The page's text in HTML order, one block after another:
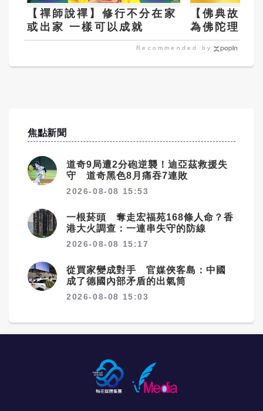
【禪師說禪】修行不分在家
或出家 一樣可以成就
【佛典故事
為佛陀理髮
Recommended by
焦點新聞
道奇9局遭2分砲逆襲！迪亞茲救援失
守 道奇黑色8月痛吞7連敗
2026-08-08 15:53
一根菸頭 奪走宏福苑168條人命？香
港大火調查：一連串失守的防線
2026-08-08 15:17
從買家變成對手 官媒俠客島：中國
成了德國內部矛盾的出氣筒
2026-08-08 15:03